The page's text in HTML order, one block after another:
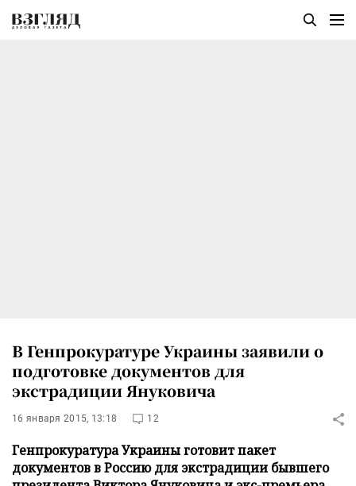
В Генпрокуратуре Украины заявили о
подготовке документов для
экстрадиции Януковича
16 января 2015, 13:18 12
Генпрокуратура Украины готовит пакет
документов в Россию для экстрадиции бывшего